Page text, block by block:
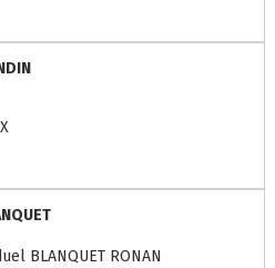
BLANQUET RONAN